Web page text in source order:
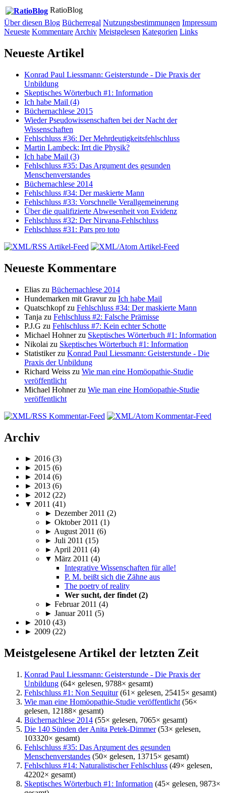
RatioBlog
Über diesen Blog Bücherregal Nutzungsbestimmungen Impressum
Neueste Kommentare Archiv Meistgelesen Kategorien Links
Neueste Artikel
Konrad Paul Liessmann: Geisterstunde - Die Praxis der
Unbildung
Skeptisches Wörterbuch #1: Information
Ich habe Mail (4)
Büchernachlese 2015
Wieder Pseudowissenschaften bei der Nacht der
Wissenschaften
Fehlschluss #36: Der Mehrdeutigkeitsfehlschluss
Martin Lambeck: Irrt die Physik?
Ich habe Mail (3)
Fehlschluss #35: Das Argument des gesunden
Menschenverstandes
Büchernachlese 2014
Fehlschluss #34: Der maskierte Mann
Fehlschluss #33: Vorschnelle Verallgemeinerung
Über die qualifizierte Abwesenheit von Evidenz
Fehlschluss #32: Der Nirvana-Fehlschluss
Fehlschluss #31: Pars pro toto
Neueste Kommentare
Elias zu Büchernachlese 2014
Hundemarken mit Gravur zu Ich habe Mail
Quatschkopf zu Fehlschluss #34: Der maskierte Mann
Tanja zu Fehlschluss #2: Falsche Prämisse
P.J.G zu Fehlschluss #7: Kein echter Schotte
Michael Hohner zu Skeptisches Wörterbuch #1: Information
Nikolai zu Skeptisches Wörterbuch #1: Information
Statistiker zu Konrad Paul Liessmann: Geisterstunde - Die
Praxis der Unbildung
Richard Weiss zu Wie man eine Homöopathie-Studie
veröffentlicht
Michael Hohner zu Wie man eine Homöopathie-Studie
veröffentlicht
Archiv
► 2016 (3)
► 2015 (6)
► 2014 (6)
► 2013 (6)
► 2012 (22)
▼ 2011 (41)
► Dezember 2011 (2)
► Oktober 2011 (1)
► August 2011 (6)
► Juli 2011 (15)
► April 2011 (4)
▼ März 2011 (4)
Integrative Wissenschaften für alle!
P. M. beißt sich die Zähne aus
The poetry of reality
Wer sucht, der findet (2)
► Februar 2011 (4)
► Januar 2011 (5)
► 2010 (43)
► 2009 (22)
Meistgelesene Artikel der letzten Zeit
Konrad Paul Liessmann: Geisterstunde - Die Praxis der
Unbildung (64× gelesen, 9788× gesamt)
Fehlschluss #1: Non Sequitur(61× gelesen, 25415× gesamt)
Wie man eine Homöopathie-Studie veröffentlicht (56×
gelesen, 12188× gesamt)
Büchernachlese 2014 (55× gelesen, 7065× gesamt)
Die 140 Sünden der Anita Petek-Dimmer(53× gelesen,
103320× gesamt)
Fehlschluss #35: Das Argument des gesunden
Menschenverstandes (50× gelesen, 13715× gesamt)
Fehlschluss #14: Naturalistischer Fehlschluss (49× gelesen,
42202× gesamt)
Skeptisches Wörterbuch #1: Information (45× gelesen, 9873×